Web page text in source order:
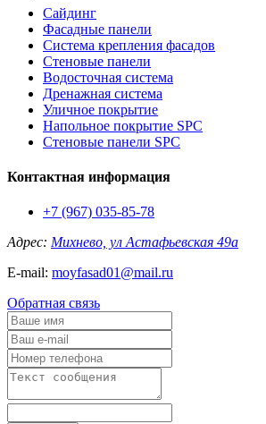
Сайдинг
Фасадные панели
Система крепления фасадов
Стеновые панели
Водосточная система
Дренажная система
Уличное покрытие
Напольное покрытие SPC
Стеновые панели SPC
Контактная информация
+7 (967) 035-85-78
Адрес: Михнево, ул Астафьевская 49а
E-mail: moyfasad01@mail.ru
Обратная связь